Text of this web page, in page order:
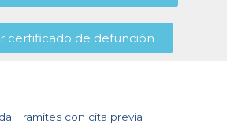
certificado de defunción
Tramites con cita previa